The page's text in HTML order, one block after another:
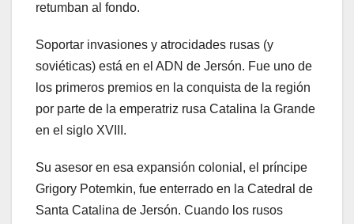
retumban al fondo.
Soportar invasiones y atrocidades rusas (y
soviéticas) está en el ADN de Jersón. Fue uno de
los primeros premios en la conquista de la región
por parte de la emperatriz rusa Catalina la Grande
en el siglo XVIII.
Su asesor en esa expansión colonial, el príncipe
Grigory Potemkin, fue enterrado en la Catedral de
Santa Catalina de Jersón. Cuando los rusos